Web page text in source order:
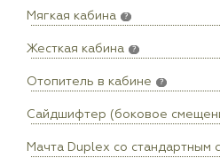
Мягкая кабина ?
Жесткая кабина ?
Отопитель в кабине ?
Сайдшифтер (боковое
Мачта Duplex сo стандартным